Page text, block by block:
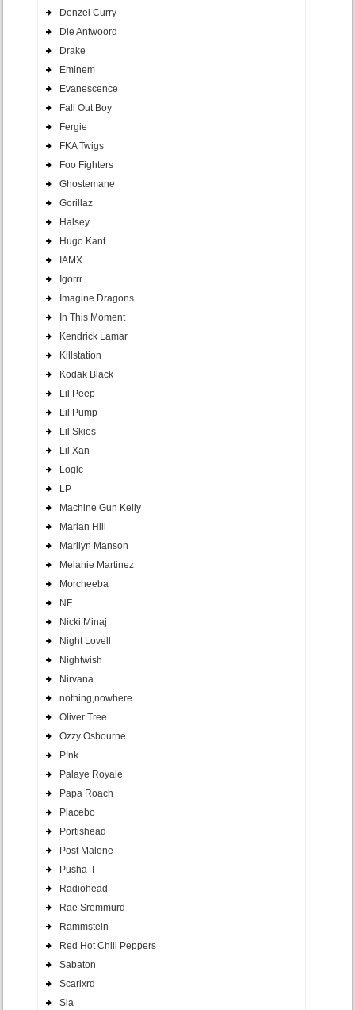
Denzel Curry
Die Antwoord
Drake
Eminem
Evanescence
Fall Out Boy
Fergie
FKA Twigs
Foo Fighters
Ghostemane
Gorillaz
Halsey
Hugo Kant
IAMX
Igorrr
Imagine Dragons
In This Moment
Kendrick Lamar
Killstation
Kodak Black
Lil Peep
Lil Pump
Lil Skies
Lil Xan
Logic
LP
Machine Gun Kelly
Marian Hill
Marilyn Manson
Melanie Martinez
Morcheeba
NF
Nicki Minaj
Night Lovell
Nightwish
Nirvana
nothing,nowhere
Oliver Tree
Ozzy Osbourne
P!nk
Palaye Royale
Papa Roach
Placebo
Portishead
Post Malone
Pusha-T
Radiohead
Rae Sremmurd
Rammstein
Red Hot Chili Peppers
Sabaton
Scarlxrd
Sia